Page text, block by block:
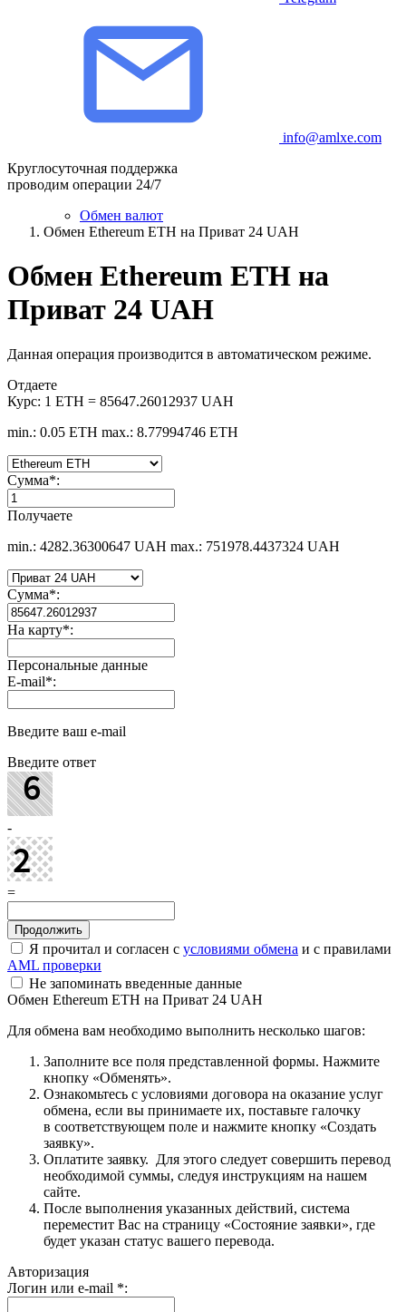
info@amlxe.com
Круглосуточная поддержка
проводим операции 24/7
Обмен валют
Обмен Ethereum ETH на Приват 24 UAH
Обмен Ethereum ETH на
Приват 24 UAH
Данная операция производится в автоматическом режиме.
Отдаете
Курс: 1 ETH = 85647.26012937 UAH
min.: 0.05 ETH max.: 8.77994746 ETH
Сумма*:
Получаете
min.: 4282.36300647 UAH max.: 751978.4437324 UAH
Сумма*:
На карту*:
Персональные данные
E-mail*:
Введите ваш e-mail
Введите ответ
-
=
Я прочитал и согласен с условиями обмена и с правилами
AML проверки
Не запоминать введенные данные
Обмен Ethereum ETH на Приват 24 UAH
Для обмена вам необходимо выполнить несколько шагов:
Заполните все поля представленной формы. Нажмите
кнопку «Обменять».
Ознакомьтесь с условиями договора на оказание услуг
обмена, если вы принимаете их, поставьте галочку
в соответствующем поле и нажмите кнопку «Создать
заявку».
Оплатите заявку. Для этого следует совершить перевод
необходимой суммы, следуя инструкциям на нашем
сайте.
После выполнения указанных действий, система
переместит Вас на страницу «Состояние заявки», где
будет указан статус вашего перевода.
Авторизация
Логин или e-mail *: